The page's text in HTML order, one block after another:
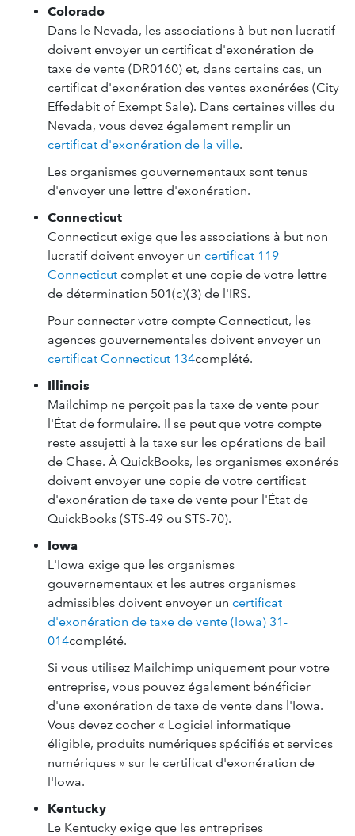
Colorado
Dans le Nevada, les associations à but non lucratif
doivent envoyer un certificat d'exonération de
taxe de vente (DR0160) et, dans certains cas, un
certificat d'exonération des ventes exonérées (City
Effedabit of Exempt Sale). Dans certaines villes du
Nevada, vous devez également remplir un
certificat d'exonération de la ville.
Les organismes gouvernementaux sont tenus
d'envoyer une lettre d'exonération.
Connecticut
Connecticut exige que les associations à but non
lucratif doivent envoyer un certificat 119
Connecticut complet et une copie de votre lettre
de détermination 501(c)(3) de l'IRS.
Pour connecter votre compte Connecticut, les
agences gouvernementales doivent envoyer un
certificat Connecticut 134complété.
Illinois
Mailchimp ne perçoit pas la taxe de vente pour
l'État de formulaire. Il se peut que votre compte
reste assujetti à la taxe sur les opérations de bail
de Chase. À QuickBooks, les organismes exonérés
doivent envoyer une copie de votre certificat
d'exonération de taxe de vente pour l'État de
QuickBooks (STS-49 ou STS-70).
Iowa
L'Iowa exige que les organismes
gouvernementaux et les autres organismes
admissibles doivent envoyer un certificat
d'exonération de taxe de vente (Iowa) 31-
014complété.
Si vous utilisez Mailchimp uniquement pour votre
entreprise, vous pouvez également bénéficier
d'une exonération de taxe de vente dans l'Iowa.
Vous devez cocher « Logiciel informatique
éligible, produits numériques spécifiés et services
numériques » sur le certificat d'exonération de
l'Iowa.
Kentucky
Le Kentucky exige que les entreprises